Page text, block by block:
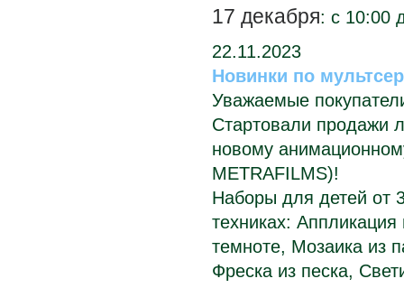
17 декабря: с 10:00
22.11.2023
Новинки по
Уважаемые
Стартовали продажи
новому
METRAFILMS)!
Наборы для детей от
техниках:
темноте, Мозаика из
Фреска из песка,